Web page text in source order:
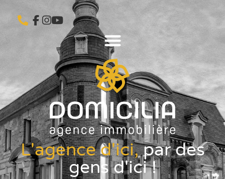
L'agence d'ici,par des
gens d'ici !